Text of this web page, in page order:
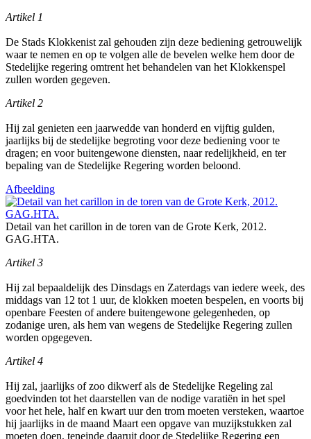
Artikel 1
De Stads Klokkenist zal gehouden zijn deze bediening getrouwelijk
waar te nemen en op te volgen alle de bevelen welke hem door de
Stedelijke regering omtrent het behandelen van het Klokkenspel
zullen worden gegeven.
Artikel 2
Hij zal genieten een jaarwedde van honderd en vijftig gulden,
jaarlijks bij de stedelijke begroting voor deze bediening voor te
dragen; en voor buitengewone diensten, naar redelijkheid, en ter
bepaling van de Stedelijke Regering worden beloond.
Afbeelding
Detail van het carillon in de toren van de Grote Kerk, 2012.
GAG.HTA.
Artikel 3
Hij zal bepaaldelijk des Dinsdags en Zaterdags van iedere week, des
middags van 12 tot 1 uur, de klokken moeten bespelen, en voorts bij
openbare Feesten of andere buitengewone gelegenheden, op
zodanige uren, als hem van wegens de Stedelijke Regering zullen
worden opgegeven.
Artikel 4
Hij zal, jaarlijks of zoo dikwerf als de Stedelijke Regeling zal
goedvinden tot het daarstellen van de nodige varatiën in het spel
voor het hele, half en kwart uur den trom moeten versteken, waartoe
hij jaarlijks in de maand Maart een opgave van muzijkstukken zal
moeten doen, teneinde daaruit door de Stedelijke Regering een